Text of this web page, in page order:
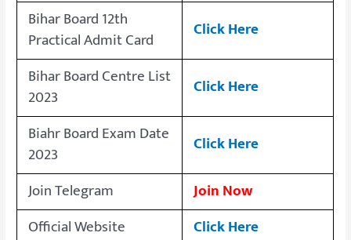
Bihar Board 12th
Practical Admit Card
Click Here
Bihar Board Centre List
2023
Click Here
Biahr Board Exam Date
2023
Click Here
Join Telegram
Join Now
Official Website
Click Here